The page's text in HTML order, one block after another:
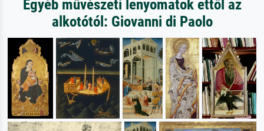
Egyéb művészeti lenyomatok ettől az
alkotótól: Giovanni di Paolo